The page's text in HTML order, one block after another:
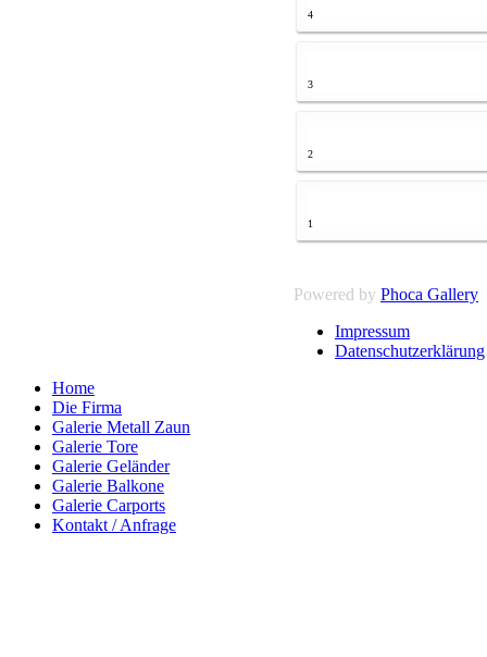
4
3
2
1
Powered by Phoca Gallery
Impressum
Datenschutzerklärung
Home
Die Firma
Galerie Metall Zaun
Galerie Tore
Galerie Geländer
Galerie Balkone
Galerie Carports
Kontakt / Anfrage